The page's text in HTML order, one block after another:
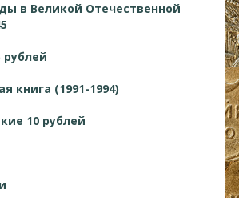
в Великой Отечественной
книга (1991-1994)
10 рублей